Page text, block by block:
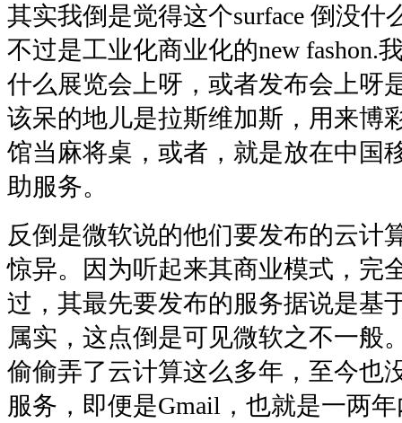
其实我倒是觉得这个surface 倒没什
不过是工业化商业化的new fashon.
什么展览会上呀，或者发布会上呀
该呆的地儿是拉斯维加斯，用来博
馆当麻将桌，或者，就是放在中国
助服务。
反倒是微软说的他们要发布的云计
惊异。因为听起来其商业模式，完
过，其最先要发布的服务据说是基
属实，这点倒是可见微软之不一般
偷偷弄了云计算这么多年，至今也
服务，即便是Gmail，也就是一两